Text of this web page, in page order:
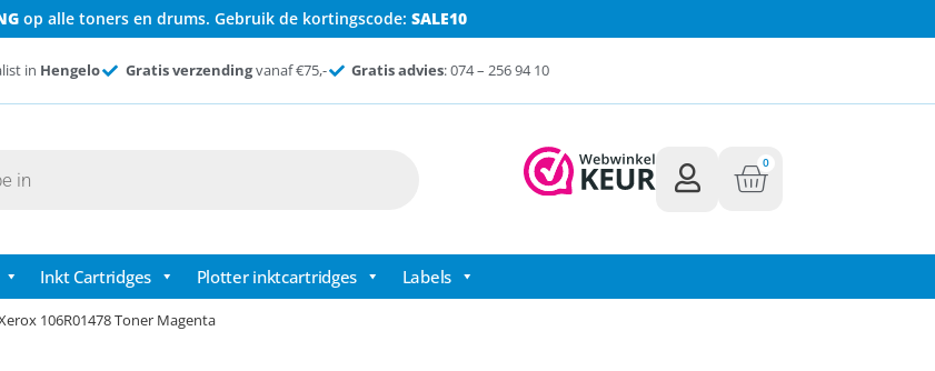
op alle toners en drums. Gebruik de kortingscode: SALE10
in Hengelo Gratis verzendingvanaf €75,- Gratis advies: 074 – 256 94 10
0
Inkt Cartridges Plotter inktcartridges Labels
106R01478 Toner Magenta